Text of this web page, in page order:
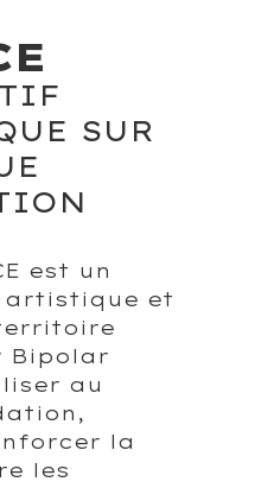
SUR
est un
artistique et
Bipolar
au
la
les